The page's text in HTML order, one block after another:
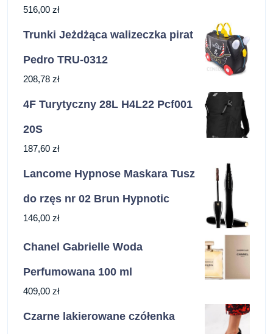
516,00 zł
Trunki Jeżdżąca walizeczka pirat
Pedro TRU-0312
208,78 zł
4F Turytyczny 28L H4L22 Pcf001
20S
187,60 zł
Lancome Hypnose Maskara Tusz
do rzęs nr 02 Brun Hypnotic
146,00 zł
Chanel Gabrielle Woda
Perfumowana 100 ml
409,00 zł
Czarne lakierowane czółenka